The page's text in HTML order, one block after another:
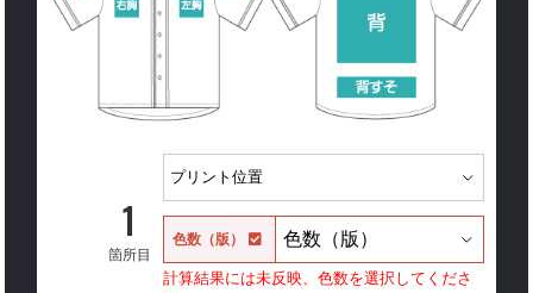
1
箇所目
色数（版）
計算結果には未反映、色数を選択してくださ